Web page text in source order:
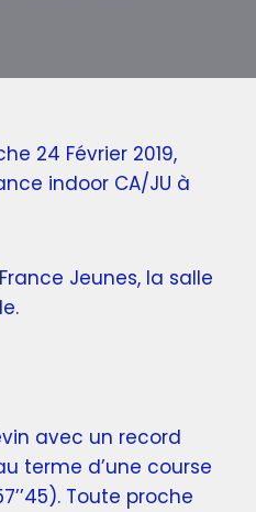
24 Février 2019,
indoor CA/JU à
Jeunes, la salle
avec un record
terme d’une course
Toute proche